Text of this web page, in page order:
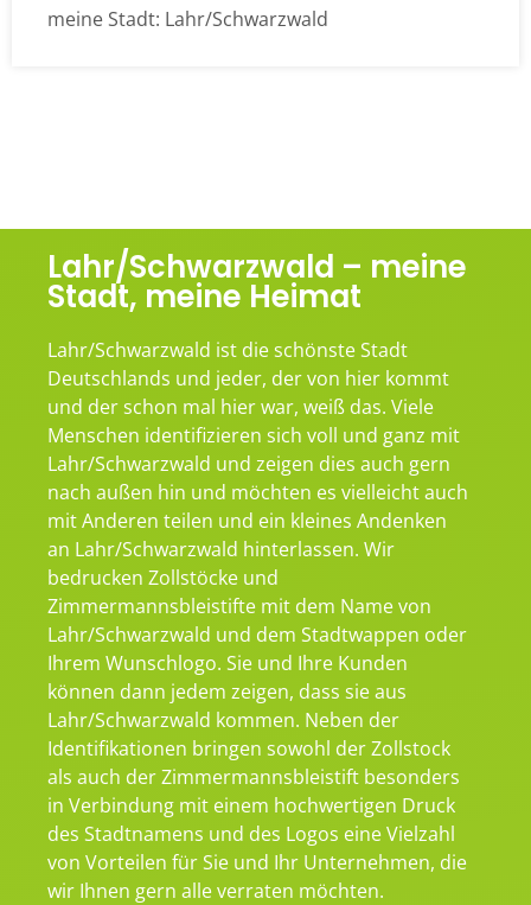
meine Stadt: Lahr/Schwarzwald
Lahr/Schwarzwald – meine
Stadt, meine Heimat
Lahr/Schwarzwald ist die schönste Stadt
Deutschlands und jeder, der von hier kommt
und der schon mal hier war, weiß das. Viele
Menschen identifizieren sich voll und ganz mit
Lahr/Schwarzwald und zeigen dies auch gern
nach außen hin und möchten es vielleicht auch
mit Anderen teilen und ein kleines Andenken
an Lahr/Schwarzwald hinterlassen. Wir
bedrucken Zollstöcke und
Zimmermannsbleistifte mit dem Name von
Lahr/Schwarzwald und dem Stadtwappen oder
Ihrem Wunschlogo. Sie und Ihre Kunden
können dann jedem zeigen, dass sie aus
Lahr/Schwarzwald kommen. Neben der
Identifikationen bringen sowohl der Zollstock
als auch der Zimmermannsbleistift besonders
in Verbindung mit einem hochwertigen Druck
des Stadtnamens und des Logos eine Vielzahl
von Vorteilen für Sie und Ihr Unternehmen, die
wir Ihnen gern alle verraten möchten.